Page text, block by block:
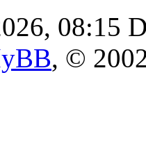
08:15
, ©